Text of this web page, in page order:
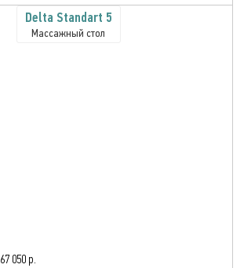
Delta Standart 5
Массажный стол
67 050 р.